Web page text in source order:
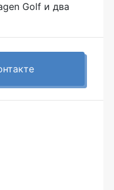
Golf и два